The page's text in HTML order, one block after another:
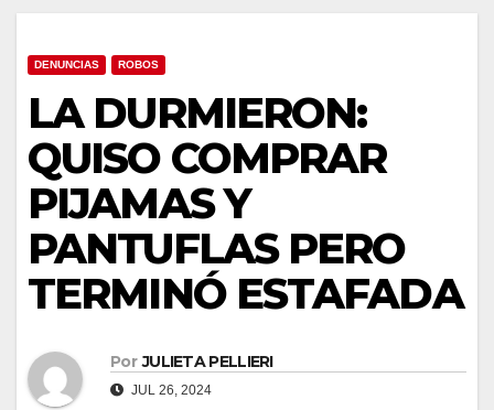
DENUNCIAS ROBOS
LA DURMIERON:
QUISO COMPRAR
PIJAMAS Y
PANTUFLAS PERO
TERMINÓ ESTAFADA
Por JULIETA PELLIERI
JUL 26, 2024